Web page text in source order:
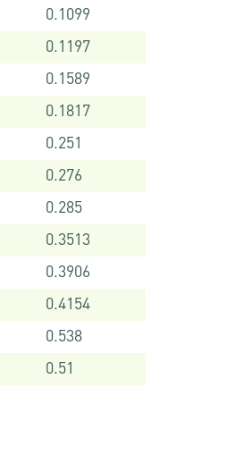
0.1099
0.1197
0.1589
0.1817
0.251
0.276
0.285
0.3513
0.3906
0.4154
0.538
0.51